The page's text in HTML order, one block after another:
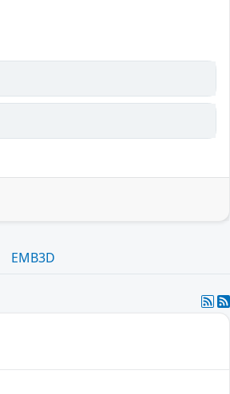
EMB3D